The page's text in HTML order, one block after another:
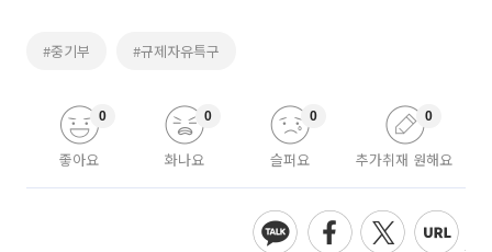
#중기부 #규제자유특구
좋아요
0
화나요
0
슬퍼요
0
추가취재 원해요
0